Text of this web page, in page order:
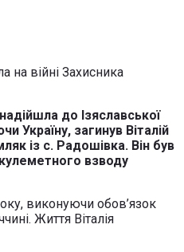
до Ізяславської
Україну, загинув Віталій
із с. Радошівка. Він був
взводу
виконуючи обов’язок
Життя Віталія